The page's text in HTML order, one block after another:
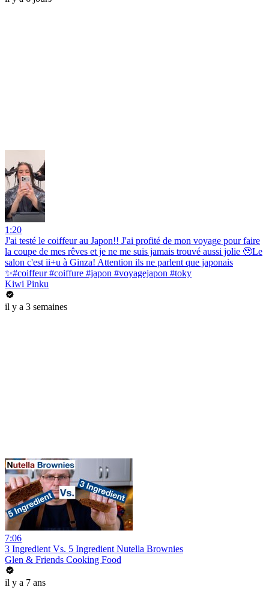
1:20
J'ai testé le coiffeur au Japon!! J'ai profité de mon voyage pour faire
la coupe de mes rêves et je ne me suis jamais trouvé aussi jolie 🥹Le
salon c'est ii+u à Ginza! Attention ils ne parlent que japonais
✨#coiffeur #coiffure #japon #voyagejapon #toky
Kiwi Pinku
il y a 3 semaines
7:06
3 Ingredient Vs. 5 Ingredient Nutella Brownies
Glen & Friends Cooking Food
il y a 7 ans